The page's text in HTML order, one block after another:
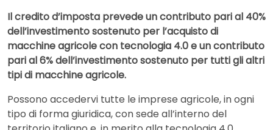
Il credito d’imposta prevede un contributo pari al 40%
dell’investimento sostenuto per l’acquisto di
macchine agricole con tecnologia 4.0 e un contributo
pari al 6% dell’investimento sostenuto per tutti gli altri
tipi di macchine agricole.
Possono accedervi tutte le imprese agricole, in ogni
tipo di forma giuridica, con sede all’interno del